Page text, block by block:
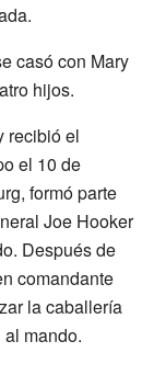
casó con Mary
hijos.
recibió el
el 10 de
formó parte
Joe Hooker
Después de
comandante
la caballería
mando.